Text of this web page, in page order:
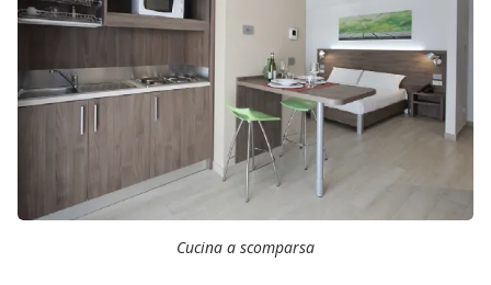
Cucina a scomparsa